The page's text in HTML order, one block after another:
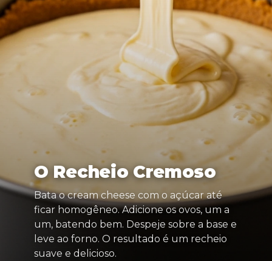
O Recheio Cremoso
Bata o cream cheese com o açúcar até
ficar homogêneo. Adicione os ovos, um a
um, batendo bem. Despeje sobre a base e
leve ao forno. O resultado é um recheio
suave e delicioso.